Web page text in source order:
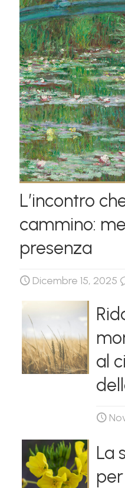
L’incontro
cammino:
presenza
Dicembre 15, 2025
al
La